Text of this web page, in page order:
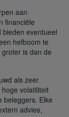
aan
financiële
eventueel
hefboom te
is dan de
als zeer
volatiliteit
beleggers. Elke
advies,